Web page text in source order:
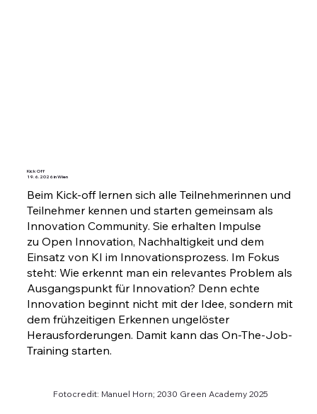
Kick Off
19.6.2026 in Wien
Beim Kick-off lernen sich alle Teilnehmerinnen und
Teilnehmer kennen und starten gemeinsam als
Innovation Community. Sie erhalten Impulse
zu Open Innovation, Nachhaltigkeit und dem
Einsatz von KI im Innovationsprozess. Im Fokus
steht: Wie erkennt man ein relevantes Problem als
Ausgangspunkt für Innovation? Denn echte
Innovation beginnt nicht mit der Idee, sondern mit
dem frühzeitigen Erkennen ungelöster
Herausforderungen. Damit kann das On-The-Job-
Training starten.
Fotocredit: Manuel Horn; 2030 Green Academy 2025